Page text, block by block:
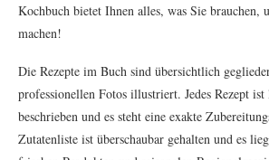
Kochbuch bietet Ihnen alles, was Sie brauchen,
machen!
Die Rezepte im Buch sind übersichtlich
professionellen Fotos illustriert. Jedes Rezept
beschrieben und es steht eine exakte
Zutatenliste ist überschaubar gehalten und es